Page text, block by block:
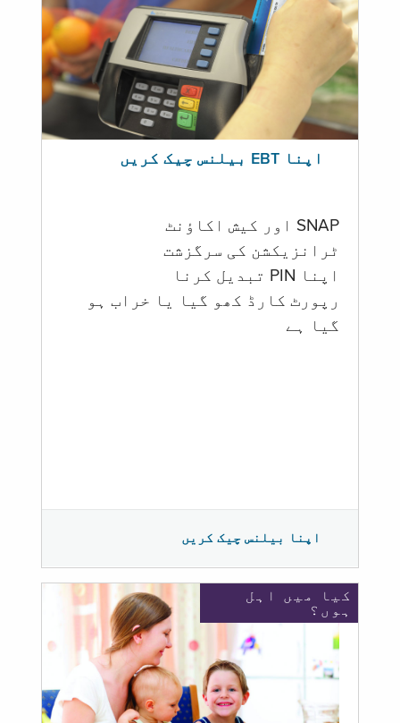
اپنا EBT بیلنس چیک کریں
SNAP اور کیش اکاؤنٹ
ٹرانزیکشن کی سرگزشت
اپنا PIN تبدیل کرنا
رپورٹ کارڈ کھو گیا یا خراب ہو
گيا ہے
اپنا بیلنس چیک کریں
کیا میں اہل
ہوں؟